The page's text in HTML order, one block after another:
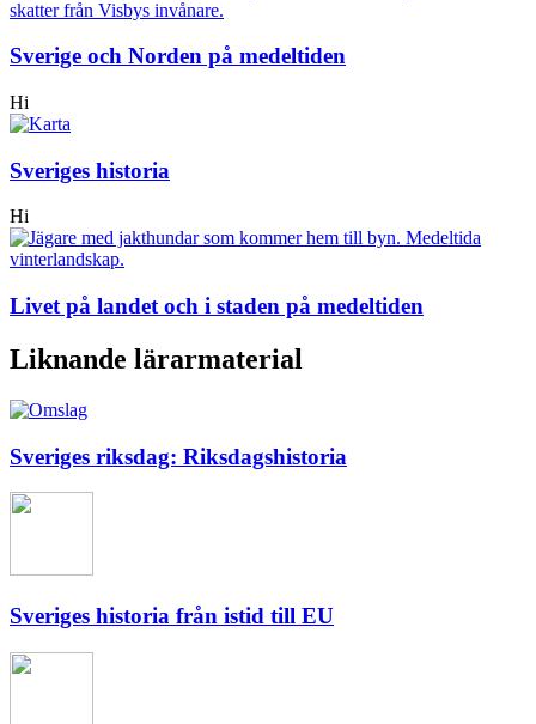
Sverige och Norden på medeltiden
Hi
Sveriges historia
Hi
Livet på landet och i staden på medeltiden
Liknande lärarmaterial
Sveriges riksdag: Riksdagshistoria
Sveriges historia från istid till EU